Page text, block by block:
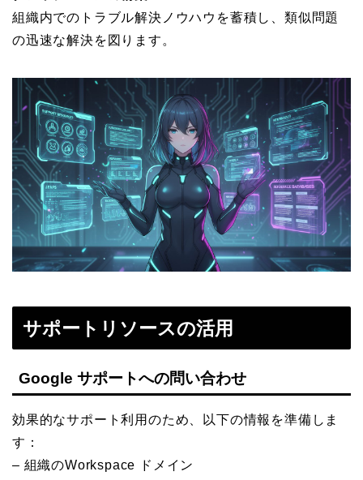
組織内でのトラブル解決ノウハウを蓄積し、類似問題
の迅速な解決を図ります。
サポートリソースの活用
Google サポートへの問い合わせ
効果的なサポート利用のため、以下の情報を準備しま
す：
– 組織のWorkspace ドメイン